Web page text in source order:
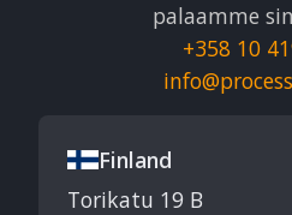
palaamme
+358 10
Finland
Torikatu 19 B